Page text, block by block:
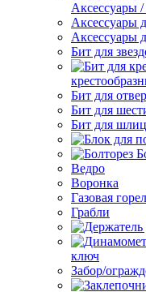
Аксессуары /
Аксессуары
Аксессуары
Бит для
Бит для
Бит для
Бит для
Ведро
Воронка
Газовая
Грабли
ключ
Забор/